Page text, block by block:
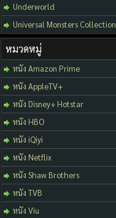
Underworld
Universal Monsters Collection
หมวดหมู่
หนัง Amazon Prime
หนัง AppleTV+
หนัง Disney+ Hotstar
หนัง HBO
หนัง iQiyi
หนัง Netflix
หนัง Shaw Brothers
หนัง TVB
หนัง Viu